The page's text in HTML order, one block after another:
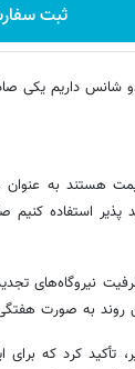
ثبت
شانس داریم یکی
قیمت هستند به
پذیر استفاده کنیم
تجدید پذیر ها گفت: ۲۵ مگاوات به
تأکید کرد که برای